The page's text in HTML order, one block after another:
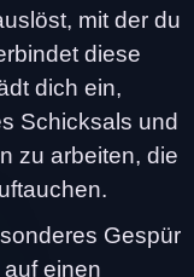
mit der du
diese
dich ein,
Schicksals und
zu arbeiten, die
Gespür
einen